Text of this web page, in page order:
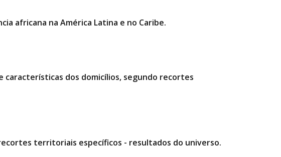
africana na América Latina e no Caribe.
características dos domicílios, segundo recortes
territoriais específicos - resultados do universo.